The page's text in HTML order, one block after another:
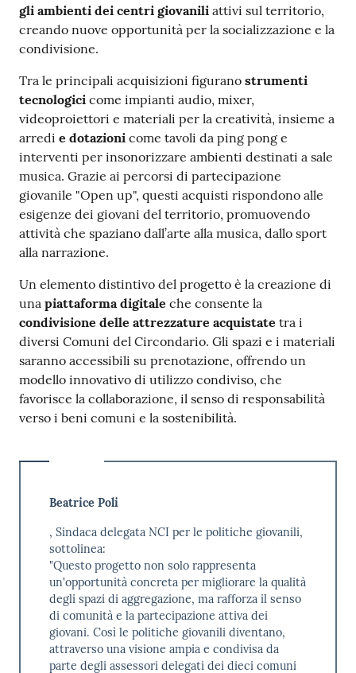
gli ambienti dei centri giovanili attivi sul territorio,
creando nuove opportunità per la socializzazione e la
condivisione.
Tra le principali acquisizioni figurano strumenti
tecnologici come impianti audio, mixer,
videoproiettori e materiali per la creatività, insieme a
arredi e dotazioni come tavoli da ping pong e
interventi per insonorizzare ambienti destinati a sale
musica. Grazie ai percorsi di partecipazione
giovanile "Open up", questi acquisti rispondono alle
esigenze dei giovani del territorio, promuovendo
attività che spaziano dall’arte alla musica, dallo sport
alla narrazione.
Un elemento distintivo del progetto è la creazione di
una piattaforma digitale che consente la
condivisione delle attrezzature acquistate tra i
diversi Comuni del Circondario. Gli spazi e i materiali
saranno accessibili su prenotazione, offrendo un
modello innovativo di utilizzo condiviso, che
favorisce la collaborazione, il senso di responsabilità
verso i beni comuni e la sostenibilità.
Beatrice Poli
, Sindaca delegata NCI per le politiche giovanili,
sottolinea:
"Questo progetto non solo rappresenta
un'opportunità concreta per migliorare la qualità
degli spazi di aggregazione, ma rafforza il senso
di comunità e la partecipazione attiva dei
giovani. Così le politiche giovanili diventano,
attraverso una visione ampia e condivisa da
parte degli assessori delegati dei dieci comuni